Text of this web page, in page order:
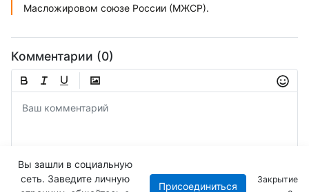
Масложировом союзе России (МЖСР).
Комментарии (0)
Вы зашли в социальную
сеть. Заведите личную
Присоединиться
Закрытие